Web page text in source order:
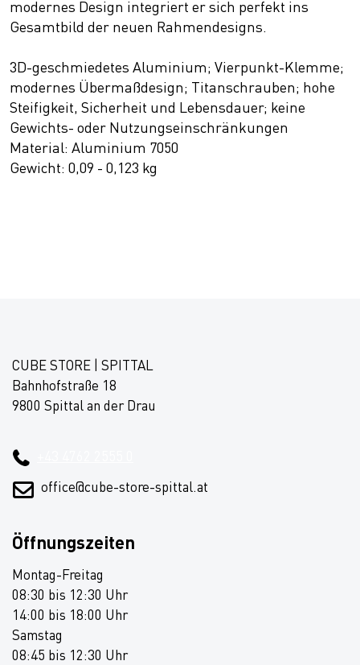
modernes Design integriert er sich perfekt ins
Gesamtbild der neuen Rahmendesigns.
3D-geschmiedetes Aluminium; Vierpunkt-Klemme;
modernes Übermaßdesign; Titanschrauben; hohe
Steifigkeit, Sicherheit und Lebensdauer; keine
Gewichts- oder Nutzungseinschränkungen
Material: Aluminium 7050
Gewicht: 0,09 - 0,123 kg
CUBE STORE | SPITTAL
Bahnhofstraße 18
9800 Spittal an der Drau
office@cube-store-spittal.at
Öffnungszeiten
Montag-Freitag
08:30 bis 12:30 Uhr
14:00 bis 18:00 Uhr
Samstag
08:45 bis 12:30 Uhr